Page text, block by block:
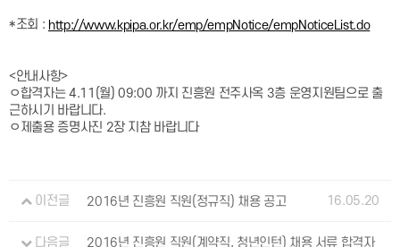
*조회 : http://www.kpipa.or.kr/emp/empNotice/empNoticeList.do
<안내사항>
ㅇ합격자는 4.11(월) 09:00 까지 진흥원 전주사옥 3층 운영지원팀으로 출
근하시기 바랍니다.
ㅇ제출용 증명사진 2장 지참 바랍니다
이전글 2016년 진흥원 직원(정규직) 채용 공고 16.05.20
다음글 2016년 진흥원 직원(계약직, 청년인턴) 채용 서류 합격자